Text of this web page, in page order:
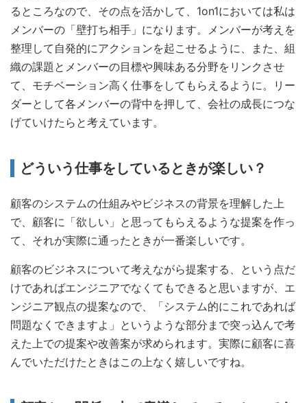
るところなので、その点を活かして、1on1においては私は
メンバーの「壁打ち相手」になります。メンバーが考えを
整理して自発的にアクションを起こせるように、また、組
織の課題とメンバーの目標や興味ある分野をリンクさせ
て、モチベーション高く仕事をしてもらえるように。リー
ダーとして各メンバーの背中を押して、会社の成長につな
げていけたらと考えています。
どういう仕事をしているときが楽しい？
顧客のシステムの仕組みやビジネスの背景を理解した上
で、顧客に「欲しい」と思ってもらえるような提案を作っ
て、それが実際に通ったときが一番楽しいです。
顧客のビジネスについて考えながら提案する、という点だ
けであればエンジニアでなくてもできると思いますが、エ
ンジニア観点の提案なので、「システム的にこれであれば
問題なくできますよ」というような部分まで突っ込んで考
えた上での提案や改善案が求められます。実際に顧客に喜
んでいただけたときはこの上なく嬉しいですね。